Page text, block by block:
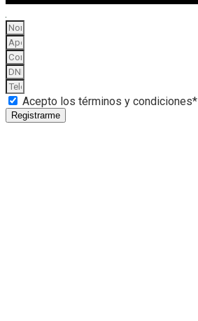
Acepto los términos y condiciones*
Registrarme